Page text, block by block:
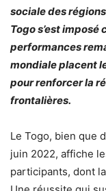
sociale des
Togo s’est imposé
performances
mondiale placent
pour renforcer la
frontalières.
Le Togo, bien que
juin 2022, affiche
participants, dont